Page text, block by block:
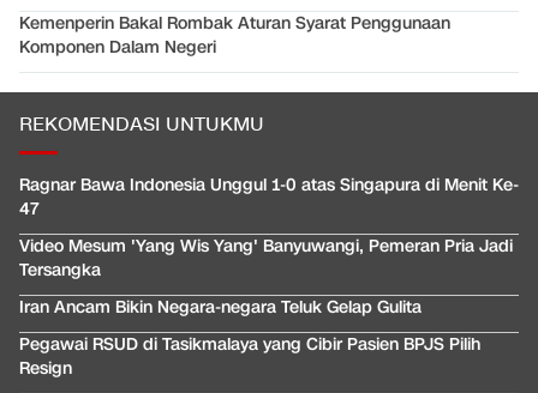
Kemenperin Bakal Rombak Aturan Syarat Penggunaan
Komponen Dalam Negeri
REKOMENDASI UNTUKMU
Ragnar Bawa Indonesia Unggul 1-0 atas Singapura di Menit Ke-
47
Video Mesum 'Yang Wis Yang' Banyuwangi, Pemeran Pria Jadi
Tersangka
Iran Ancam Bikin Negara-negara Teluk Gelap Gulita
Pegawai RSUD di Tasikmalaya yang Cibir Pasien BPJS Pilih
Resign